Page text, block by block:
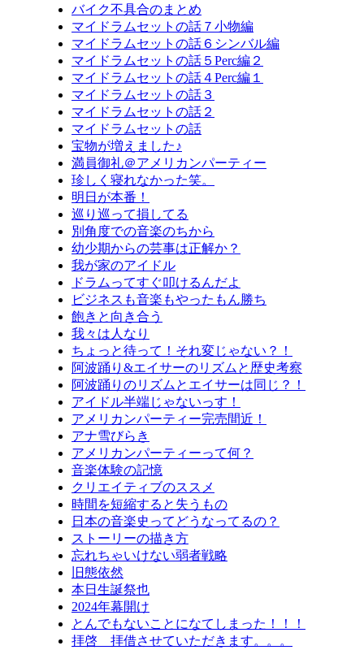
バイク不具合のまとめ
マイドラムセットの話７小物編
マイドラムセットの話６シンバル編
マイドラムセットの話５Perc編２
マイドラムセットの話４Perc編１
マイドラムセットの話３
マイドラムセットの話２
マイドラムセットの話
宝物が増えました♪
満員御礼＠アメリカンパーティー
珍しく寝れなかった笑。
明日が本番！
巡り巡って損してる
別角度での音楽のちから
幼少期からの芸事は正解か？
我が家のアイドル
ドラムってすぐ叩けるんだよ
ビジネスも音楽もやったもん勝ち
飽きと向き合う
我々は人なり
ちょっと待って！それ変じゃない？！
阿波踊り&エイサーのリズムと歴史考察
阿波踊りのリズムとエイサーは同じ？！
アイドル半端じゃないっす！
アメリカンパーティー完売間近！
アナ雪びらき
アメリカンパーティーって何？
音楽体験の記憶
クリエイティブのススメ
時間を短縮すると失うもの
日本の音楽史ってどうなってるの？
ストーリーの描き方
忘れちゃいけない弱者戦略
旧態依然
本日生誕祭也
2024年幕開け
とんでもないことになてしまった！！！
拝啓 拝借させていただきます。。。